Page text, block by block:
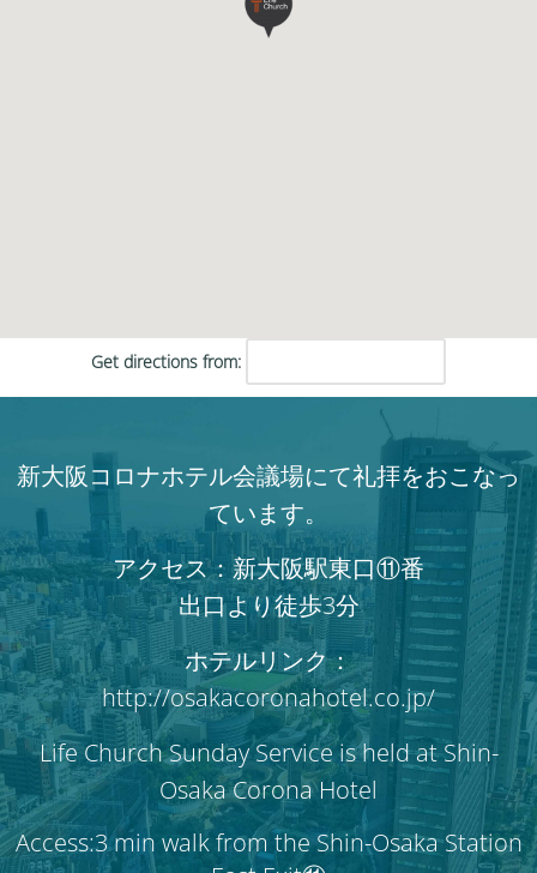
Get directions from:
新大阪コロナホテル会議場にて礼拝をおこなっ
ています。
アクセス：新大阪駅東口⑪番
出口より徒歩3分
ホテルリンク：
http://osakacoronahotel.co.jp/
Life Church Sunday Service is held at Shin-
Osaka Corona Hotel
Access:3 min walk from the Shin-Osaka Station